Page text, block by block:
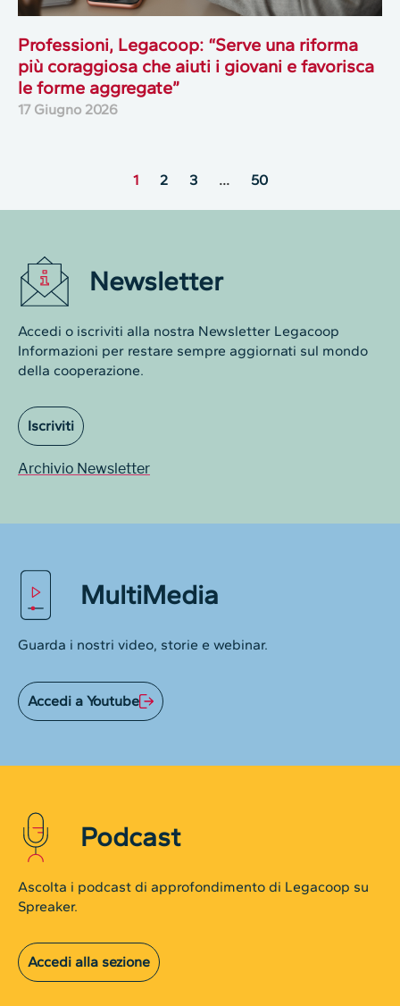
Professioni, Legacoop: “Serve una riforma
più coraggiosa che aiuti i giovani e favorisca
le forme aggregate”
17 Giugno 2026
1 2 3 … 50
Newsletter
Accedi o iscriviti alla nostra Newsletter Legacoop
Informazioni per restare sempre aggiornati sul mondo
della cooperazione.
Iscriviti
Archivio Newsletter
MultiMedia
Guarda i nostri video, storie e webinar.
Accedi a Youtube
Podcast
Ascolta i podcast di approfondimento di Legacoop su
Spreaker.
Accedi alla sezione